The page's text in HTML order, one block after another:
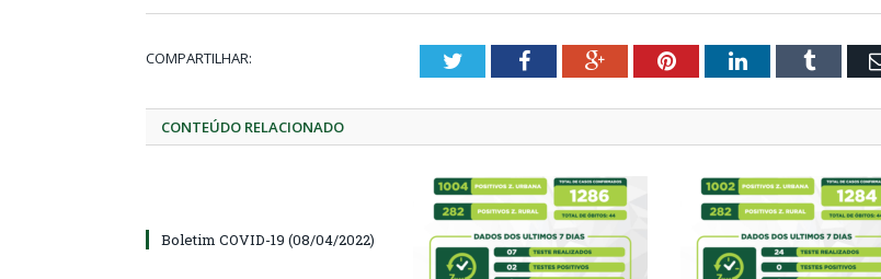
COMPARTILHAR: TwitterFacebookGoogle+PinterestLinkedInTumblr
CONTEÚDO RELACIONADO
Boletim COVID-19 (08/04/2022)